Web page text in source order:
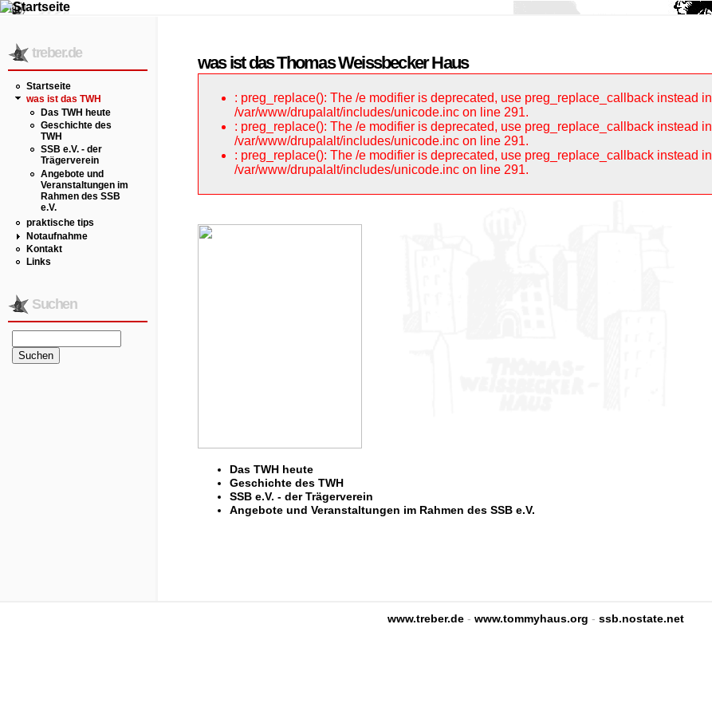
treber.de
Startseite
was ist das TWH
Das TWH heute
Geschichte des
TWH
SSB e.V. - der
Trägerverein
Angebote und
Veranstaltungen im
Rahmen des SSB
e.V.
praktische tips
Notaufnahme
Kontakt
Links
Suchen
was ist das Thomas Weissbecker Haus
: preg_replace(): The /e modifier is deprecated, use preg_replace_callback instead in
/var/www/drupalalt/includes/unicode.inc on line 291.
: preg_replace(): The /e modifier is deprecated, use preg_replace_callback instead in
/var/www/drupalalt/includes/unicode.inc on line 291.
: preg_replace(): The /e modifier is deprecated, use preg_replace_callback instead in
/var/www/drupalalt/includes/unicode.inc on line 291.
Das TWH heute
Geschichte des TWH
SSB e.V. - der Trägerverein
Angebote und Veranstaltungen im Rahmen des SSB e.V.
www.treber.de - www.tommyhaus.org - ssb.nostate.net